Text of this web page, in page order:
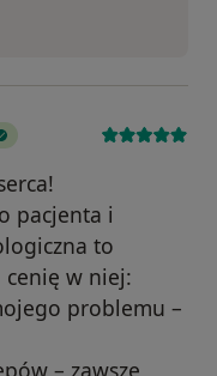
pacjenta i
to
w niej:
problemu –
– zawsze